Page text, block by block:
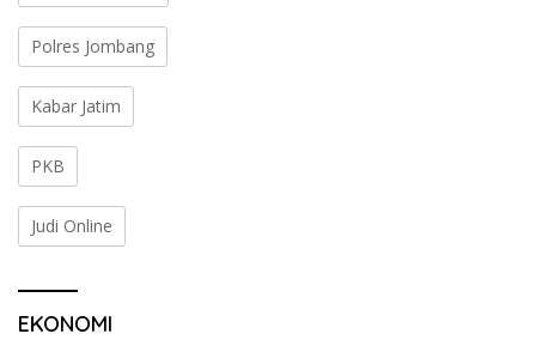
Polres Jombang
Kabar Jatim
PKB
Judi Online
EKONOMI